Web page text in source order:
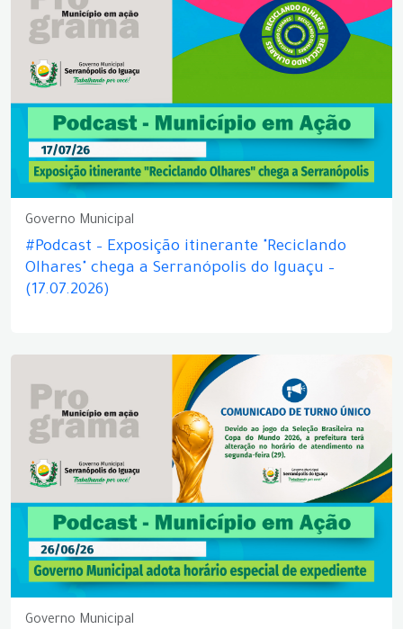
Governo Municipal
#Podcast – Exposição itinerante "Reciclando
Olhares" chega a Serranópolis do Iguaçu –
(17.07.2026)
Governo Municipal